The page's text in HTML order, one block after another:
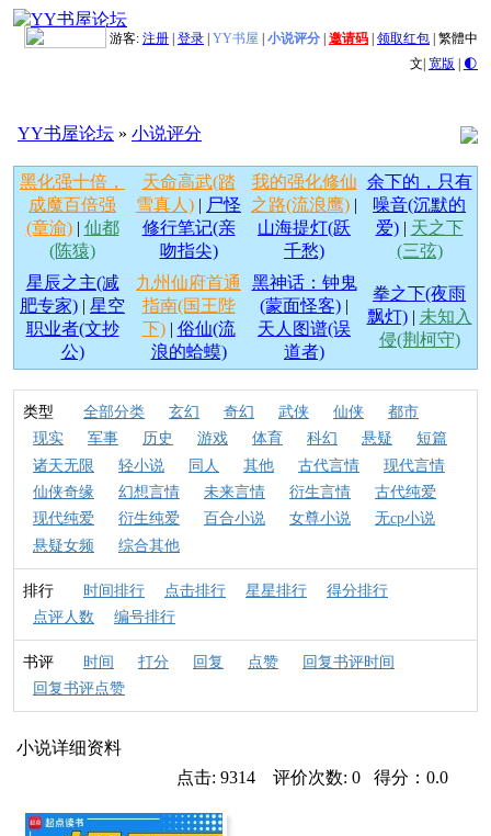
游客: 注册 登录 YY书屋 小说评分 邀请码 领取红包 繁體中
文| 宽版 | 🌓
YY书屋论坛 » 小说评分
黑化强十倍，
成魔百倍强
(章渝)| 仙都
(陈猿)
天命高武(踏
雪真人) | 尸怪
修行笔记(亲
吻指尖)
我的强化修仙
之路(流浪鹰) |
山海提灯(跃
千愁)
余下的，只有
噪音(沉默的
爱)| 天之下
(三弦)
星辰之主(减
肥专家) | 星空
职业者(文抄
公)
九州仙府首通
指南(国王陛
下)| 俗仙(流
浪的蛤蟆)
黑神话：钟鬼
(蒙面怪客) |
天人图谱(误
道者)
拳之下(夜雨
飘灯)| 未知入
侵(荆柯守)
类型 全部分类 玄幻 奇幻 武侠 仙侠
都市
现实
军事 历史 游戏 体育 科幻 悬疑
短篇
诸天无限
轻小说 同人 其他 古代言情
现代言情
仙侠奇缘
幻想言情 未来言情 衍生言情
古代纯爱
现代纯爱
衍生纯爱 百合小说 女尊小说
无cp小说
悬疑女频
综合其他
排行 时间排行 点击排行 星星排行
得分排行
点评人数
编号排行
书评 时间 打分 回复 点赞
回复书评时间
回复书评点赞
小说详细资料
点击: 9314 评价次数: 0 得分：0.0